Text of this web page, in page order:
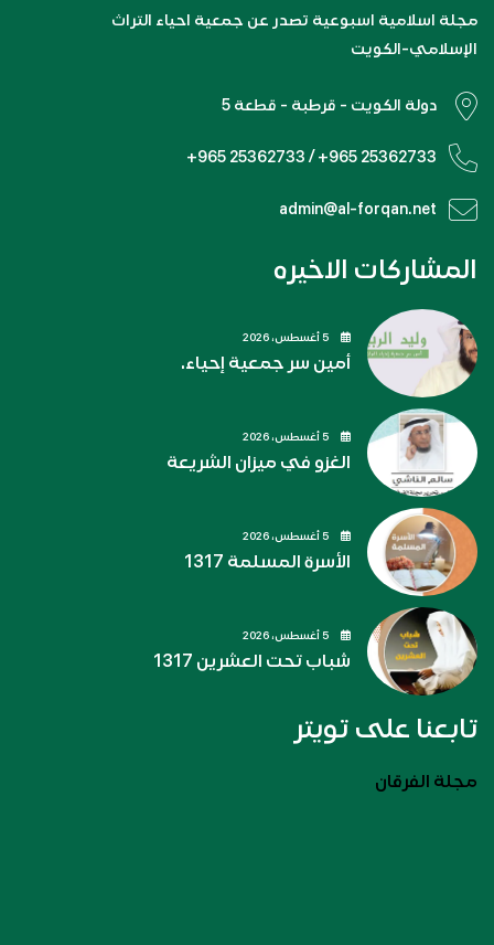
مجلة اسلامية اسبوعية تصدر عن جمعية احياء التراث
الإسلامي-الكويت
دولة الكويت - قرطبة - قطعة 5
+965 25362733 / +965 25362733
admin@al-forqan.net
المشاركات الاخيره
أمين سر جمعية إحياء.
الغزو في ميزان الشريعة
الأسرة المسلمة 1317
شباب تحت العشرين 1317
تابعنا على تويتر
مجلة الفرقان